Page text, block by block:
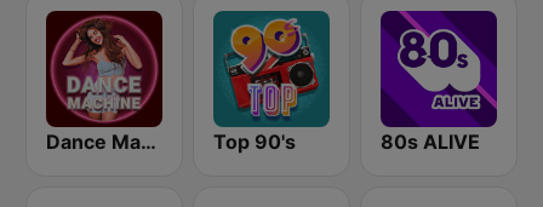
Dance Machine Top 90's 80s ALIVE